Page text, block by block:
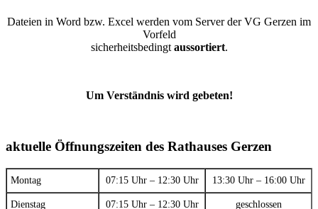
Dateien in Word bzw. Excel werden vom Server der VG Gerzen im
Vorfeld
sicherheitsbedingt aussortiert.
Um Verständnis wird gebeten!
aktuelle Öffnungszeiten des Rathauses Gerzen
Montag 07:15 Uhr – 12:30 Uhr 13:30 Uhr – 16:00 Uhr
Dienstag 07:15 Uhr – 12:30 Uhr geschlossen